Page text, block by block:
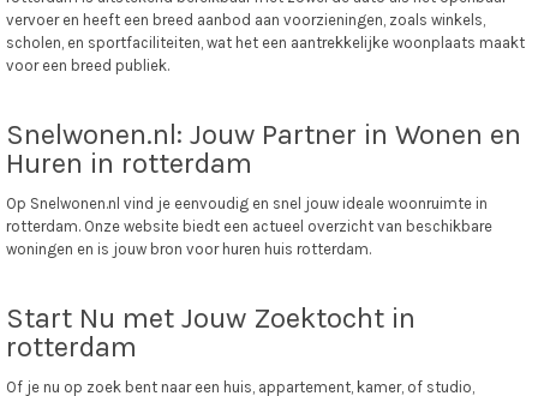
vervoer en heeft een breed aanbod aan voorzieningen, zoals winkels,
scholen, en sportfaciliteiten, wat het een aantrekkelijke woonplaats maakt
voor een breed publiek.
Snelwonen.nl: Jouw Partner in Wonen en
Huren in rotterdam
Op Snelwonen.nl vind je eenvoudig en snel jouw ideale woonruimte in
rotterdam. Onze website biedt een actueel overzicht van beschikbare
woningen en is jouw bron voor huren huis rotterdam.
Start Nu met Jouw Zoektocht in
rotterdam
Of je nu op zoek bent naar een huis, appartement, kamer, of studio,